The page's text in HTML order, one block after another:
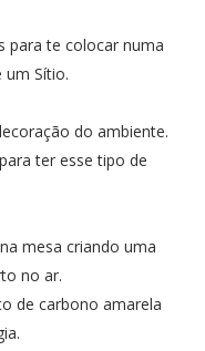
para te colocar numa
um Sítio.
do ambiente.
ter esse tipo de
mesa criando uma
no ar.
de carbono amarela